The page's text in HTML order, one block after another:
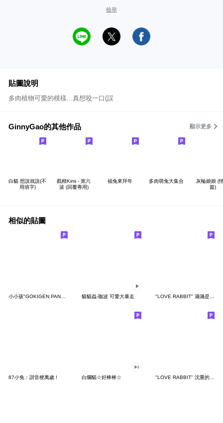
檢舉
貼圖說明
多肉植物可愛的模樣...真想咬一口(誤
GinnyGao的其他作品 顯示更多
白貓 想說就說(不
用填字)
戲精Kimi - 第六
波 (回覆專用)
福兔來拜年 多肉萌兔大集合
灰輪娘娘 (
篇)
相似的貼圖
小小孩"GOKIGEN PANDA" 台灣版 貓貓蟲-咖波 可愛大暴走 "LOVE RABBIT" 滿滿是愛 台灣版
87小兔：諧音梗萬歲 ! 白爛貓☆好棒棒☆ "LOVE RABBIT" 沈重的愛 台灣版